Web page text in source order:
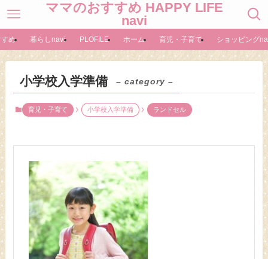
ママのおすすめ HAPPY LIFE
navi
め 暮らしnavi PLOFILE ホーム 育児・子育て ショッピング
小学校入学準備 – category –
育児・子育て 小学校入学準備 ランドセル